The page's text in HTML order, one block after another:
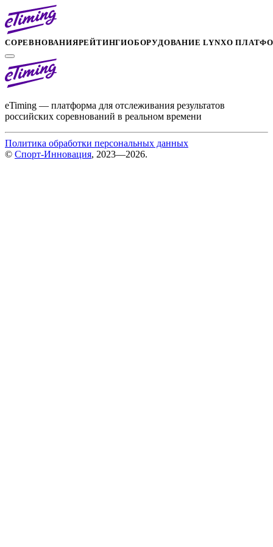
СОРЕВНОВАНИЯРЕЙТИНГИОБОРУДОВАНИЕ LYNXО
eTiming — платформа для отслеживания результатов
российских соревнований в реальном времени
Политика обработки персональных данных
© Спорт-Инновация, 2023—2026.